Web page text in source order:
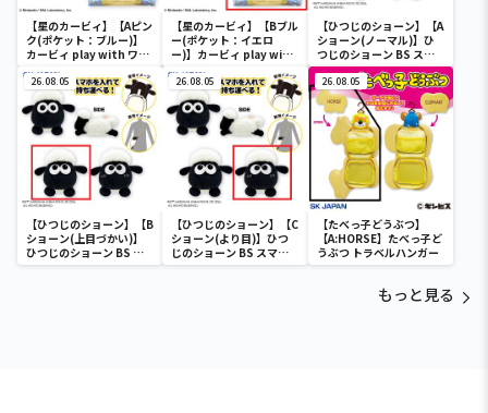
【星のカービィ】【Aピン
ク(ポケット：ブルー)】
カービィ play with ワド
ルディ ボストンバッグ
【星のカービィ】【Bブル
ー(ポケット：イエロ
ー)】カービィ play with
ワドルディ ボストンバッ
グ
【ひつじのショーン】【A
ショーン(ノーマル)】ひ
つじのショーン BS スマ
ホショーンルダー
26.08.05
【ひつじのショーン】【B
ショーン(上目づかい)】
ひつじのショーン BS ス
マホショーンルダー
26.08.05
【ひつじのショーン】【C
ショーン(より目)】ひつ
じのショーン BS スマホ
ショーンルダー
26.08.05
【たべっ子どうぶつ】
【A:HORSE】たべっ子ど
うぶつ トラベルハンガー
もっと見る